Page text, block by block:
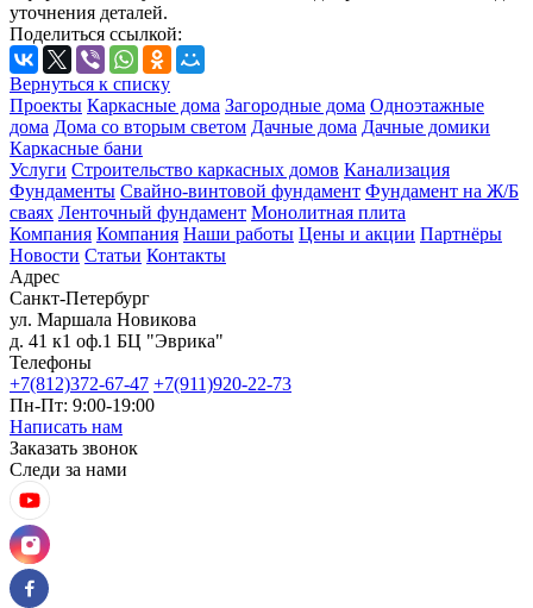
уточнения деталей.
Поделиться ссылкой:
Вернуться к списку
Проекты Каркасные дома Загородные дома Одноэтажные
дома Дома со вторым светом Дачные дома Дачные домики
Каркасные бани
Услуги Строительство каркасных домов Канализация
Фундаменты Свайно-винтовой фундамент Фундамент на Ж/Б
сваях Ленточный фундамент Монолитная плита
Компания Компания Наши работы Цены и акции Партнёры
Новости Статьи Контакты
Адрес
Санкт-Петербург
ул. Маршала Новикова
д. 41 к1 оф.1 БЦ "Эврика"
Телефоны
+7(812)372-67-47 +7(911)920-22-73
Пн-Пт: 9:00-19:00
Написать нам
Заказать звонок
Следи за нами